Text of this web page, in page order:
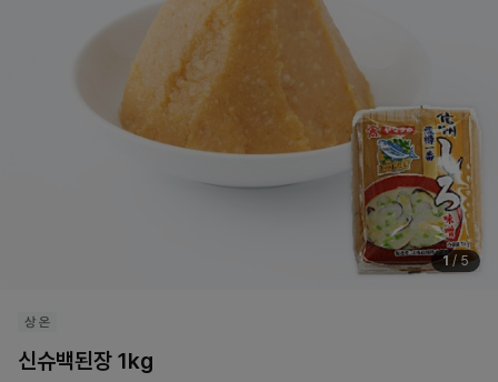
1 / 5
신슈백된장 1kg